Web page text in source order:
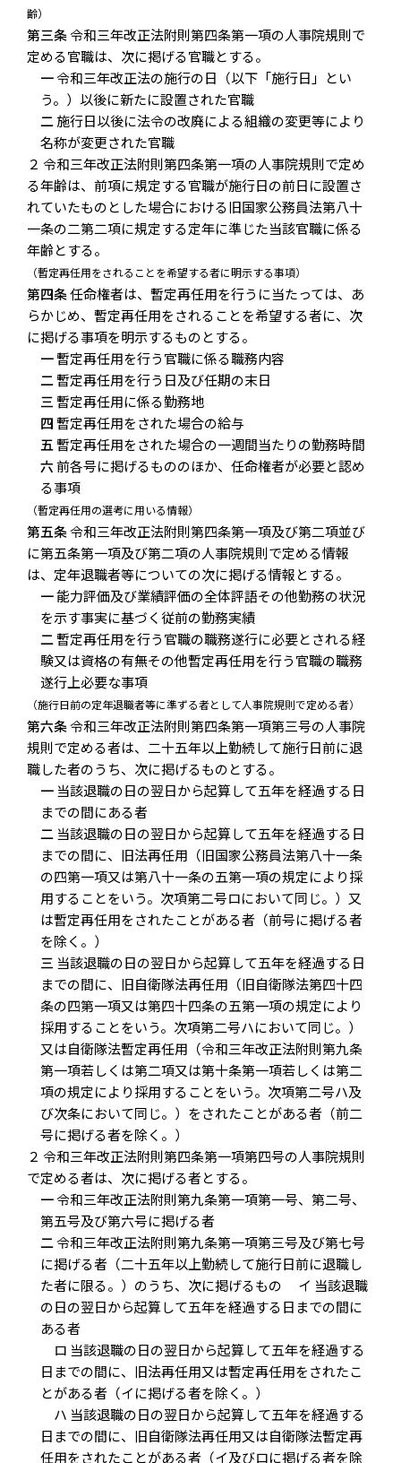
齢）
第三条令和三年改正法附則第四条第一項の人事院規則で
定める官職は、次に掲げる官職とする。
一令和三年改正法の施行の日（以下「施行日」とい
う。）以後に新たに設置された官職
二施行日以後に法令の改廃による組織の変更等により
名称が変更された官職
２ 令和三年改正法附則第四条第一項の人事院規則で定め
る年齢は、前項に規定する官職が施行日の前日に設置さ
れていたものとした場合における旧国家公務員法第八十
一条の二第二項に規定する定年に準じた当該官職に係る
年齢とする。
（暫定再任用をされることを希望する者に明示する事項）
第四条任命権者は、暫定再任用を行うに当たっては、あ
らかじめ、暫定再任用をされることを希望する者に、次
に掲げる事項を明示するものとする。
一暫定再任用を行う官職に係る職務内容
二暫定再任用を行う日及び任期の末日
三暫定再任用に係る勤務地
四暫定再任用をされた場合の給与
五暫定再任用をされた場合の一週間当たりの勤務時間
六前各号に掲げるもののほか、任命権者が必要と認め
る事項
（暫定再任用の選考に用いる情報）
第五条令和三年改正法附則第四条第一項及び第二項並び
に第五条第一項及び第二項の人事院規則で定める情報
は、定年退職者等についての次に掲げる情報とする。
一能力評価及び業績評価の全体評語その他勤務の状況
を示す事実に基づく従前の勤務実績
二暫定再任用を行う官職の職務遂行に必要とされる経
験又は資格の有無その他暫定再任用を行う官職の職務
遂行上必要な事項
（施行日前の定年退職者等に準ずる者として人事院規則で定める者）
第六条令和三年改正法附則第四条第一項第三号の人事院
規則で定める者は、二十五年以上勤続して施行日前に退
職した者のうち、次に掲げるものとする。
一 当該退職の日の翌日から起算して五年を経過する日
までの間にある者
二 当該退職の日の翌日から起算して五年を経過する日
までの間に、旧法再任用（旧国家公務員法第八十一条
の四第一項又は第八十一条の五第一項の規定により採
用することをいう。次項第二号ロにおいて同じ。）又
は暫定再任用をされたことがある者（前号に掲げる者
を除く。）
三 当該退職の日の翌日から起算して五年を経過する日
までの間に、旧自衛隊法再任用（旧自衛隊法第四十四
条の四第一項又は第四十四条の五第一項の規定により
採用することをいう。次項第二号ハにおいて同じ。）
又は自衛隊法暫定再任用（令和三年改正法附則第九条
第一項若しくは第二項又は第十条第一項若しくは第二
項の規定により採用することをいう。次項第二号ハ及
び次条において同じ。）をされたことがある者（前二
号に掲げる者を除く。）
２ 令和三年改正法附則第四条第一項第四号の人事院規則
で定める者は、次に掲げる者とする。
一令和三年改正法附則第九条第一項第一号、第二号、
第五号及び第六号に掲げる者
二令和三年改正法附則第九条第一項第三号及び第七号
に掲げる者（二十五年以上勤続して施行日前に退職し
た者に限る。）のうち、次に掲げるもの イ 当該退職
の日の翌日から起算して五年を経過する日までの間に
ある者
ロ 当該退職の日の翌日から起算して五年を経過する
日までの間に、旧法再任用又は暫定再任用をされたこ
とがある者（イに掲げる者を除く。）
ハ 当該退職の日の翌日から起算して五年を経過する
日までの間に、旧自衛隊法再任用又は自衛隊法暫定再
任用をされたことがある者（イ及びロに掲げる者を除